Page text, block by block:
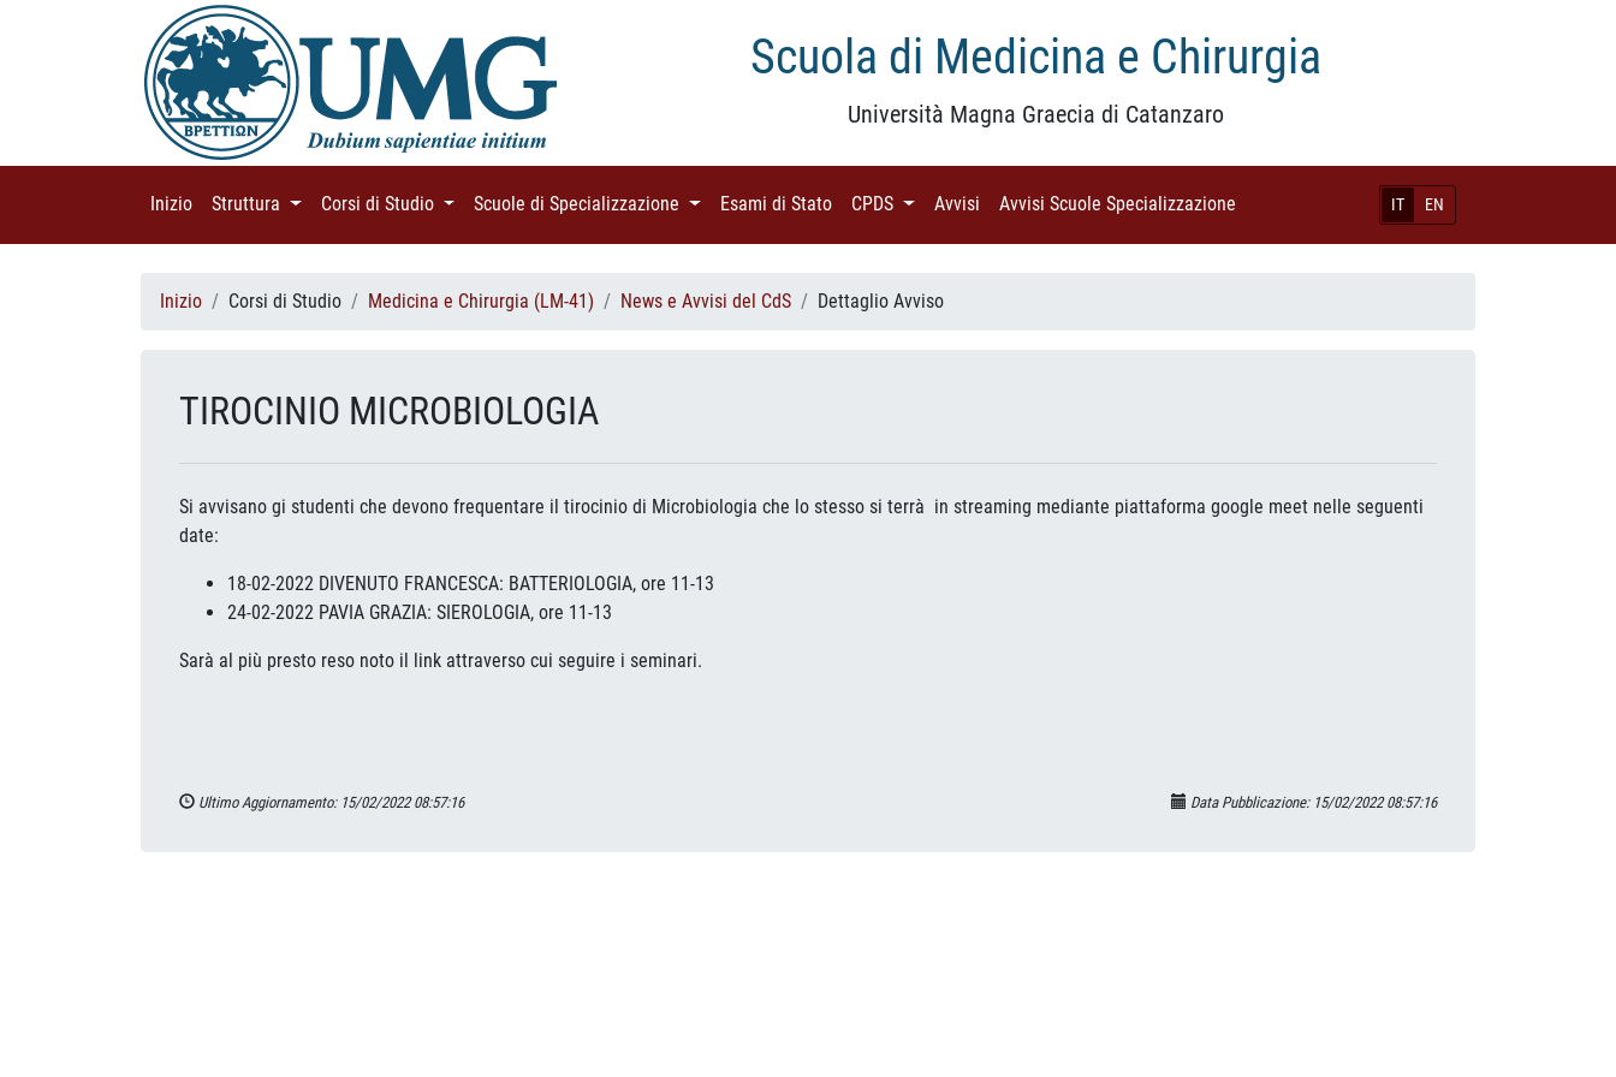
Scuola di Medicina e Chirurgia
Università Magna Graecia di Catanzaro
IT EN
Inizio (current)
Struttura (current)Corsi di Studio (current)Scuole di Specializzazione (current)Esami di Stato (current)
CPDS (current)
Avvisi (current)
Avvisi Scuole Specializzazione
Inizio Corsi di Studio Medicina e Chirurgia (LM-41) News e Avvisi del CdS Dettaglio Avviso
TIROCINIO MICROBIOLOGIA
Si avvisano gi studenti che devono frequentare il tirocinio di Microbiologia che lo stesso si terrà in streaming mediante piattaforma google meet nelle seguenti
date:
18-02-2022 DIVENUTO FRANCESCA: BATTERIOLOGIA, ore 11-13
24-02-2022 PAVIA GRAZIA: SIEROLOGIA, ore 11-13
Sarà al più presto reso noto il link attraverso cui seguire i seminari.
Ultimo Aggiornamento: 15/02/2022 08:57:16 Data Pubblicazione: 15/02/2022 08:57:16